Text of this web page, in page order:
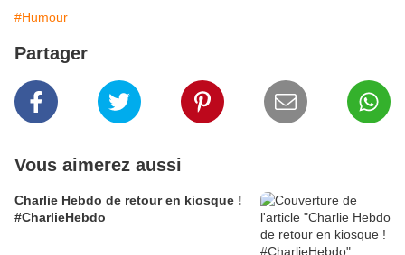
#Humour
Partager
Vous aimerez aussi
Charlie Hebdo de retour en kiosque !
#CharlieHebdo